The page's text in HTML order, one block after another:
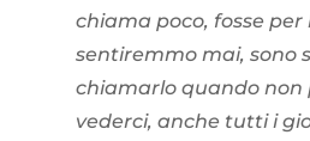
chiama poco, fosse per
sentiremmo mai, sono
chiamarlo quando non
vederci, anche tutti i